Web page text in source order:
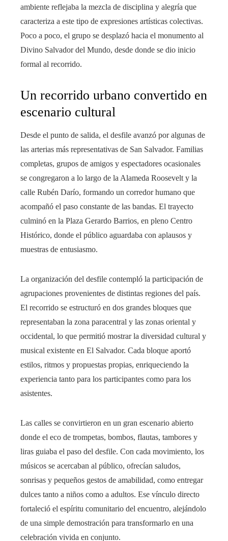
ambiente reflejaba la mezcla de disciplina y alegría que
caracteriza a este tipo de expresiones artísticas colectivas.
Poco a poco, el grupo se desplazó hacia el monumento al
Divino Salvador del Mundo, desde donde se dio inicio
formal al recorrido.
Un recorrido urbano convertido en
escenario cultural
Desde el punto de salida, el desfile avanzó por algunas de
las arterias más representativas de San Salvador. Familias
completas, grupos de amigos y espectadores ocasionales
se congregaron a lo largo de la Alameda Roosevelt y la
calle Rubén Darío, formando un corredor humano que
acompañó el paso constante de las bandas. El trayecto
culminó en la Plaza Gerardo Barrios, en pleno Centro
Histórico, donde el público aguardaba con aplausos y
muestras de entusiasmo.
La organización del desfile contempló la participación de
agrupaciones provenientes de distintas regiones del país.
El recorrido se estructuró en dos grandes bloques que
representaban la zona paracentral y las zonas oriental y
occidental, lo que permitió mostrar la diversidad cultural y
musical existente en El Salvador. Cada bloque aportó
estilos, ritmos y propuestas propias, enriqueciendo la
experiencia tanto para los participantes como para los
asistentes.
Las calles se convirtieron en un gran escenario abierto
donde el eco de trompetas, bombos, flautas, tambores y
liras guiaba el paso del desfile. Con cada movimiento, los
músicos se acercaban al público, ofrecían saludos,
sonrisas y pequeños gestos de amabilidad, como entregar
dulces tanto a niños como a adultos. Ese vínculo directo
fortaleció el espíritu comunitario del encuentro, alejándolo
de una simple demostración para transformarlo en una
celebración vivida en conjunto.